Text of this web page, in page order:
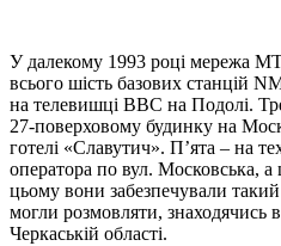
У далекому 1993 році мережа
всього шість базових станцій
на телевишці ВВС на Подолі.
27-поверховому будинку на
готелі «Славутич». П’ята – на
оператора по вул. Московська,
цьому вони забезпечували
могли розмовляти, знаходячись в
Черкаській області.